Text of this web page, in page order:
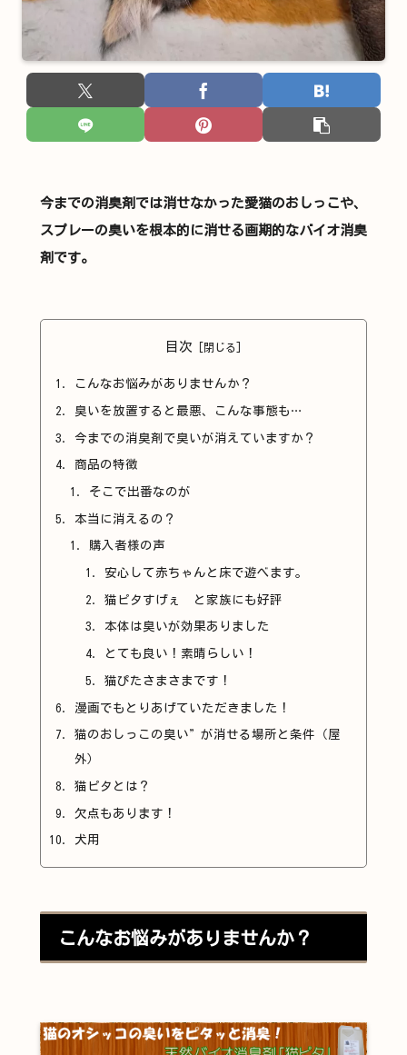
今までの消臭剤では消せなかった愛猫のおしっこや、
スプレーの臭いを根本的に消せる画期的なバイオ消臭
剤です。
目次
こんなお悩みがありませんか？
臭いを放置すると最悪、こんな事態も…
今までの消臭剤で臭いが消えていますか？
商品の特徴
そこで出番なのが
本当に消えるの？
購入者様の声
安心して赤ちゃんと床で遊べます。
猫ピタすげぇ と家族にも好評
本体は臭いが効果ありました
とても良い！素晴らしい！
猫ぴたさまさまです！
漫画でもとりあげていただきました！
猫のおしっこの臭い”が消せる場所と条件（屋
外）
猫ピタとは？
欠点もあります！
犬用
こんなお悩みがありませんか？